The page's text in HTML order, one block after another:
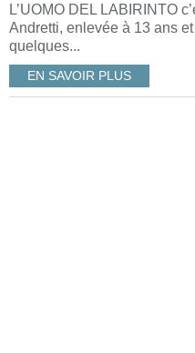
L’UOMO DEL LABIRINTO
Andretti, enlevée à 13 ans
quelques...
EN SAVOIR PLUS